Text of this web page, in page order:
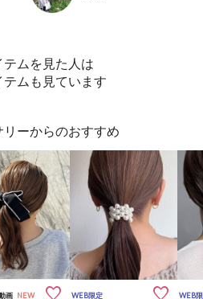
テムを見た人は
テムも見ています
ーからのおすすめ
画 NEW  WEB限定  WEB